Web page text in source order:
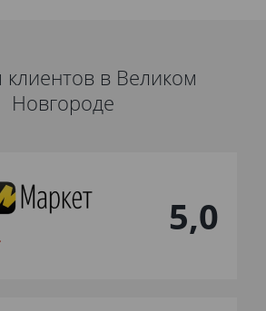
в Великом
Новгороде
5,0